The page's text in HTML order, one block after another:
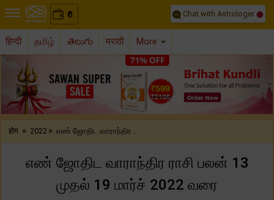
₹
0 Chat with Astrologer
हिन्दी தமிழ் తెలుగు मराठी More
Previous
होम » 2022 » எண் ஜோதிட வாராந்திர ..
எண் ஜோதிட வாராந்திர ராசி பலன் 13
முதல் 19 மார்ச் 2022 வரை